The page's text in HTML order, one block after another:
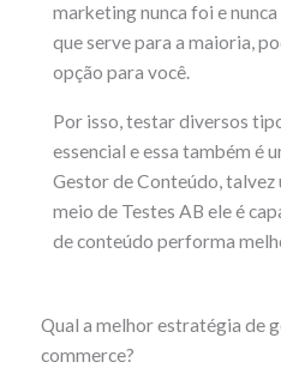
marketing nunca foi e
que serve para a maioria,
opção para você.
Por isso, testar diversos
essencial e essa também é
Gestor de Conteúdo, talvez
meio de Testes AB ele é
de conteúdo performa
Qual a melhor estratégia de
commerce?